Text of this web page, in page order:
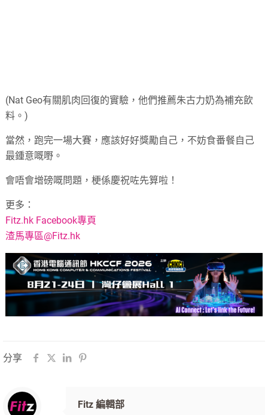
(Nat Geo有關肌肉回復的實驗，他們推薦朱古力奶為補充飲
料。)
當然，跑完一場大賽，應該好好獎勵自己，不妨食番餐自己
最鍾意嘅嘢。
會唔會增磅嘅問題，梗係慶祝咗先算啦！
更多：
Fitz.hk Facebook專頁
渣馬專區@Fitz.hk
分享
Fitz 編輯部